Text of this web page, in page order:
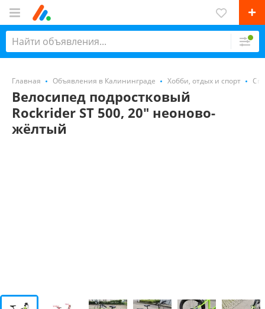
Главная Объявления в Калининграде Хобби, отдых и спорт
Велосипед подростковый
Rockrider ST 500, 20" неоново-
жёлтый